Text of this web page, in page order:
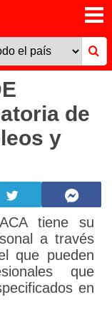
de
y
tiene su
a través
que pueden
que
en